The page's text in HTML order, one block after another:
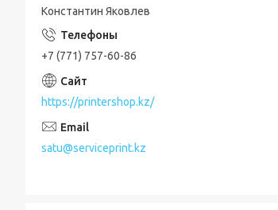
Константин Яковлев
+7 (771) 757-60-86
https://printershop.kz/
satu@serviceprint.kz